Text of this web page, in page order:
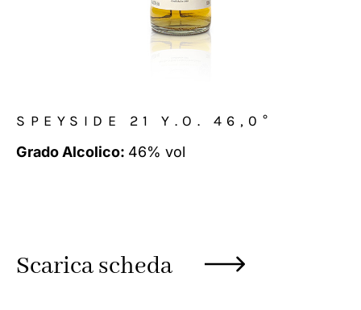
SPEYSIDE 21 Y.O. 46,0°
Grado Alcolico: 46% vol
Scarica scheda